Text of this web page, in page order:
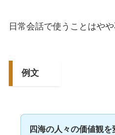
日常会話で使うことはやや
例文
四海の人々の価値観を